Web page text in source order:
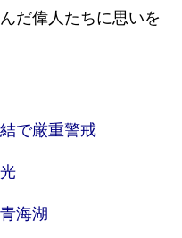
だ偉人たちに思いを
で厳重警戒
海湖